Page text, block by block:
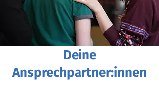
Deine
Ansprechpartner:innen